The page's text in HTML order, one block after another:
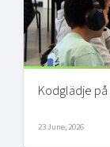
Kodglädje
23 June, 2026